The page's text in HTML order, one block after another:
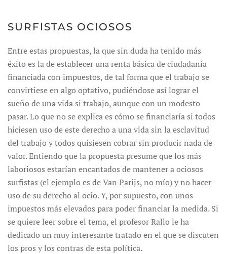
SURFISTAS OCIOSOS
Entre estas propuestas, la que sin duda ha tenido más
éxito es la de establecer una renta básica de ciudadanía
financiada con impuestos, de tal forma que el trabajo se
convirtiese en algo optativo, pudiéndose así lograr el
sueño de una vida si trabajo, aunque con un modesto
pasar. Lo que no se explica es cómo se financiaría si todos
hiciesen uso de este derecho a una vida sin la esclavitud
del trabajo y todos quisiesen cobrar sin producir nada de
valor. Entiendo que la propuesta presume que los más
laboriosos estarían encantados de mantener a ociosos
surfistas (el ejemplo es de Van Parijs, no mío) y no hacer
uso de su derecho al ocio. Y, por supuesto, con unos
impuestos más elevados para poder financiar la medida. Si
se quiere leer sobre el tema, el profesor Rallo le ha
dedicado un muy interesante tratado en el que se discuten
los pros y los contras de esta política.